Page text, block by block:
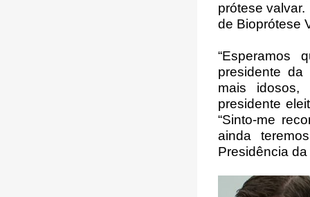
prótese
de Bioprótese
“Esperamos
presidente da
mais idosos,
presidente
“Sinto-me
ainda
Presidência